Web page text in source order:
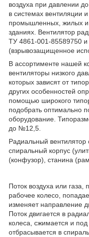
воздуха при давлении
в системах вентиляции
промышленных, жилых
зданиях. Вентилятор
ТУ 4861-001-85589750
(взрывозащищенное
В ассортименте нашей
вентиляторы низкого
которых зависят от
других особенностей
помощью широкого
подобрать оптимально
оборудование.
до №12,5.
Радиальный вентилятор
спиральный корпус
(конфузор), станина
Поток воздуха или
рабочее колесо,
изменяет направление
Поток двигается в
колеса, сжимается и
отбрасывается в